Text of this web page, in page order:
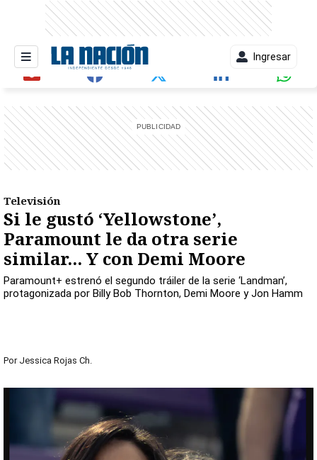
Ingresar
Televisión
Si le gustó ‘Yellowstone’,
Paramount le da otra serie
similar... Y con Demi Moore
Paramount+ estrenó el segundo tráiler de la serie ‘Landman’,
protagonizada por Billy Bob Thornton, Demi Moore y Jon Hamm
Por Jessica Rojas Ch.